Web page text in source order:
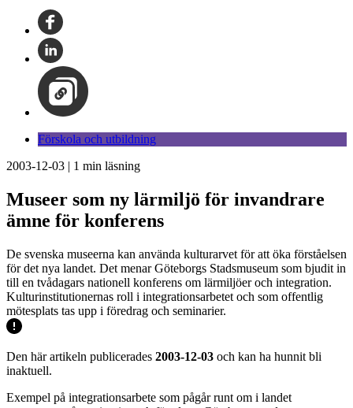
Förskola och utbildning
2003-12-03 | 1 min läsning
Museer som ny lärmiljö för invandrare
ämne för konferens
De svenska museerna kan använda kulturarvet för att öka förståelsen
för det nya landet. Det menar Göteborgs Stadsmuseum som bjudit in
till en tvådagars nationell konferens om lärmiljöer och integration.
Kulturinstitutionernas roll i integrationsarbetet och som offentlig
mötesplats tas upp i föredrag och seminarier.
Den här artikeln publicerades 2003-12-03 och kan ha hunnit bli
inaktuell.
Exempel på integrationsarbete som pågår runt om i landet